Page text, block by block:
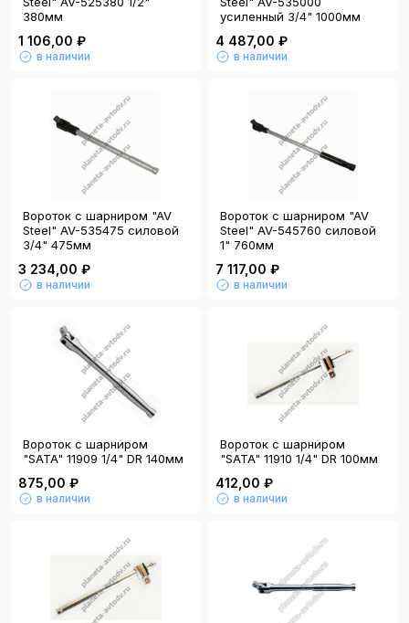
380мм
1 106,00 ₽
в наличии
усиленный 3/4" 1000мм
4 487,00 ₽
в наличии
Вороток с шарниром "AV
Steel" AV-535475 силовой
3/4" 475мм
3 234,00 ₽
в наличии
Вороток с шарниром "AV
Steel" AV-545760 силовой
1" 760мм
7 117,00 ₽
в наличии
Вороток с шарниром
"SATA" 11909 1/4" DR 140мм
875,00 ₽
в наличии
Вороток с шарниром
"SATA" 11910 1/4" DR 100мм
412,00 ₽
в наличии